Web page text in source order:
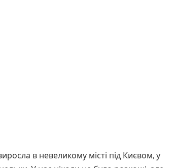
в невеликому місті під Києвом, у